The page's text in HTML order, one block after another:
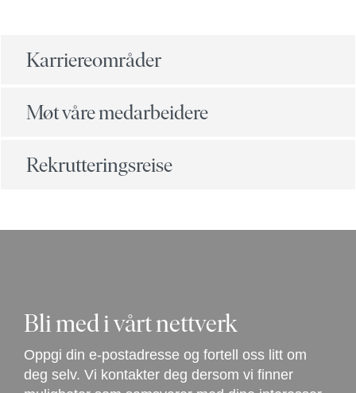
Karriereområder
Møt våre medarbeidere
Rekrutteringsreise
Bli med i vårt nettverk
Oppgi din e-postadresse og fortell oss litt om
deg selv. Vi kontakter deg dersom vi finner